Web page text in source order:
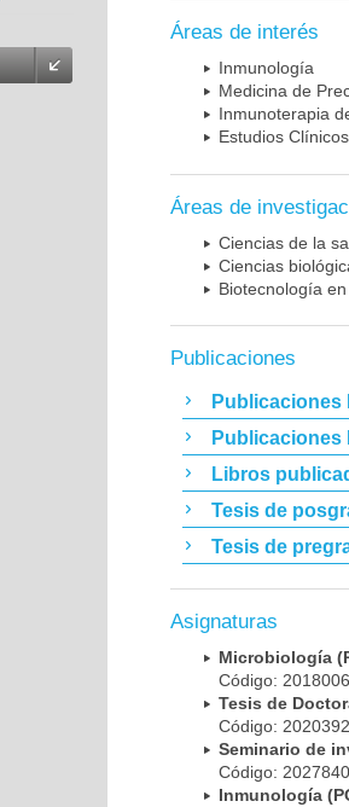
Áreas de interés
Inmunología
Medicina de
Inmunoterapia
Estudios Clínicos
Áreas de
Ciencias de la
Ciencias
Biotecnología
Publicaciones
Publicaciones
Publicaciones
Libros
Tesis de
Tesis de
Asignaturas
Microbiología
Código:
Tesis de
Código:
Seminario de
Código:
Inmunología